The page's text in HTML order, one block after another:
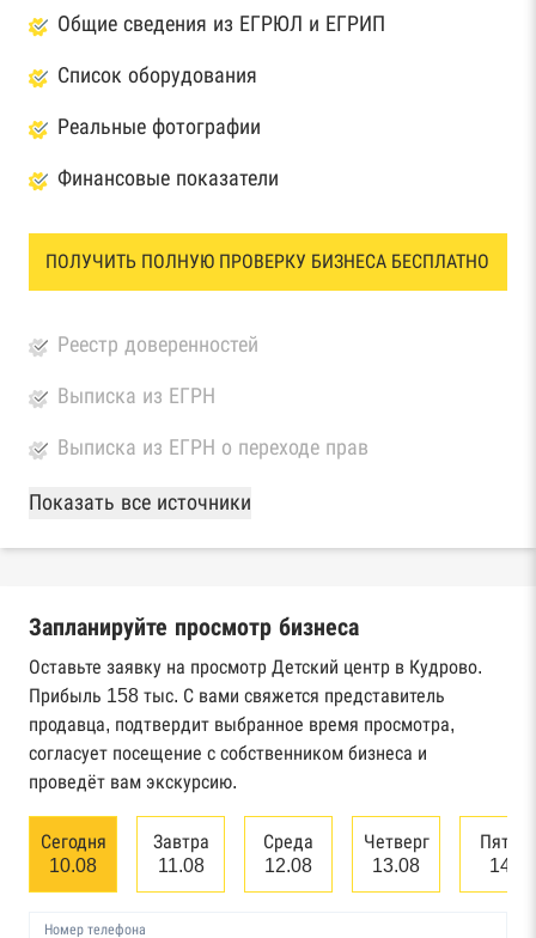
Общие сведения из ЕГРЮЛ и ЕГРИП
Список оборудования
Реальные фотографии
Финансовые показатели
ПОЛУЧИТЬ ПОЛНУЮ ПРОВЕРКУ БИЗНЕСА БЕСПЛАТНО
Реестр доверенностей
Выписка из ЕГРН
Выписка из ЕГРН о переходе прав
База Росстата
Реестры ЕГРЮЛ и ЕГРИП Федеральной
Реестр государственных контрактов
Федерального казначейства
Картотека арбитражных дел Высшего
арбитражного суда
банкротстве юридических лиц
Единый федеральный реестр сведений о
банкротстве физических лиц
Показать все источники
Запланируйте просмотр бизнеса
Оставьте заявку на просмотр Детский центр в Кудрово.
Прибыль 158 тыс. С вами свяжется представитель
продавца, подтвердит выбранное время просмотра,
согласует посещение с собственником бизнеса и
проведёт вам экскурсию.
Сегодня
10.08
Завтра
11.08
Среда
12.08
Четверг
13.08
14.08
Номер телефона